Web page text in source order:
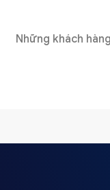
Những khách